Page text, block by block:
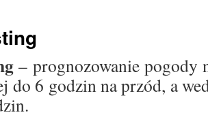
– prognozowanie pogody
do 6 godzin na przód, a